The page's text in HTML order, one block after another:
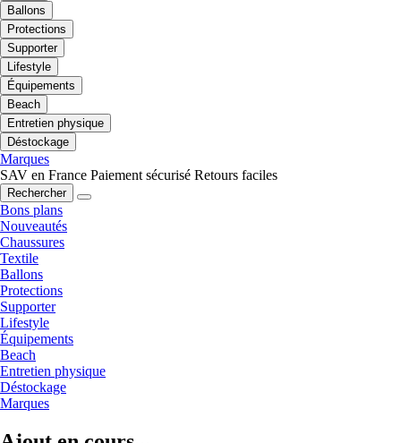
Ballons
Protections
Supporter
Lifestyle
Équipements
Beach
Entretien physique
Déstockage
Marques
SAV en France Paiement sécurisé Retours faciles
Rechercher
Bons plans
Nouveautés
Chaussures
Textile
Ballons
Protections
Supporter
Lifestyle
Équipements
Beach
Entretien physique
Déstockage
Marques